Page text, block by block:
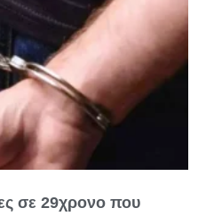
σε 29χρονο που